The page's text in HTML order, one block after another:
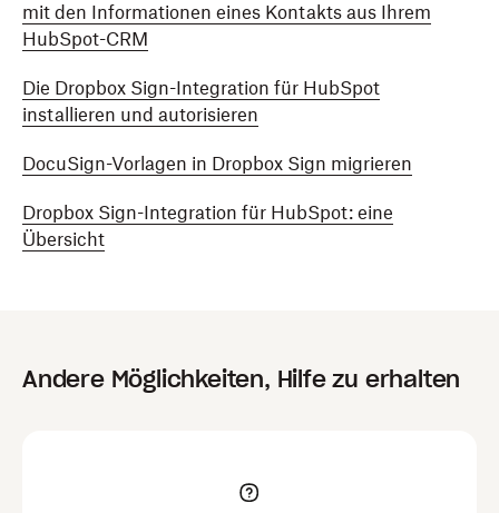
mit den Informationen eines Kontakts aus Ihrem
HubSpot-CRM
Die Dropbox Sign-Integration für HubSpot
installieren und autorisieren
DocuSign-Vorlagen in Dropbox Sign migrieren
Dropbox Sign-Integration für HubSpot: eine
Übersicht
Andere Möglichkeiten, Hilfe zu erhalten